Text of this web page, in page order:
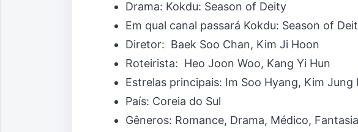
Drama: Kokdu: Season of Deity
Em qual canal passará Kokdu: Season of
Diretor: Baek Soo Chan, Kim Ji Hoon
Roteirista: Heo Joon Woo, Kang Yi Hun
Estrelas principais: Im Soo Hyang, Kim Jung
País: Coreia do Sul
Gêneros: Romance, Drama, Médico, Fantasia